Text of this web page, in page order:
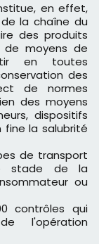
en effet,
la chaîne du
des produits
de moyens de
en toutes
des
de normes
des moyens
dispositifs
la salubrité
de transport
stade de la
ou
contrôles qui
l'opération